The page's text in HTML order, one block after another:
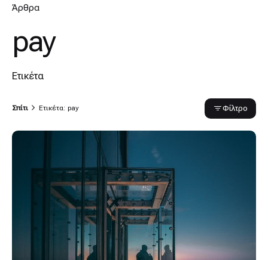
Άρθρα
pay
Ετικέτα
Σπίτι Ετικέτα: pay Φίλτρο